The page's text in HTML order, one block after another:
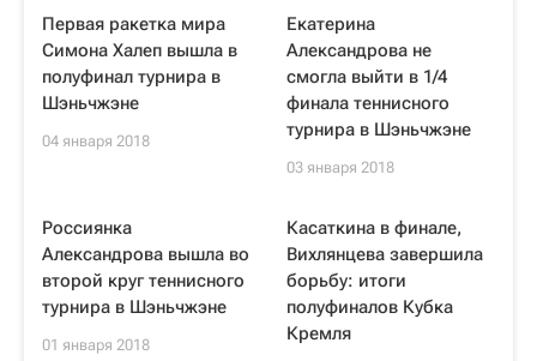
Первая ракетка мира
Симона Халеп вышла в
полуфинал турнира в
Шэньчжэне
04 января 2018
Екатерина
Александрова не
смогла выйти в 1/4
финала теннисного
турнира в Шэньчжэне
03 января 2018
Россиянка
Александрова вышла во
второй круг теннисного
турнира в Шэньчжэне
01 января 2018
Касаткина в финале,
Вихлянцева завершила
борьбу: итоги
полуфиналов Кубка
Кремля